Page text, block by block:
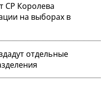
СР Королева
на выборах в
отдельные